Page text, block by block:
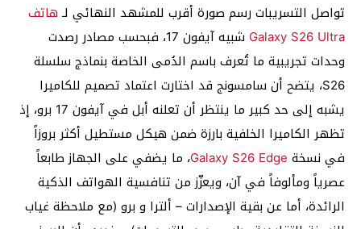
تواصل التسريبات رسم صورة أقرب للمشهد النهائي لـ هاتف
Galaxy S26 Ultra
شبيه آيفون 17، فبحسب مصادر رصدت
وحدات تجريبية ما تُعرف باسم الدُمى الخاصة بنماذج سلسلة
S26، يتضح أن سامسونج قد اختارت اعتماد تصميم للكاميرا
يشبه إلى حد كبير ما ينتظر أن تعلنه أبل في آيفون 17 برو، إذ
تظهر الكاميرا الخلفية بارزة ضمن هيكل مستطيل أكثر بروزاً
في نسخة Galaxy S26 Edge، ما يضفي على الجهاز طابعاً
عصرياً ومألوفاً في آن، ويعزّز من تنافسية الهواتف الذكية
الرائدة، أما عن بقية الإصدارات – ألترا و برو (مع ملاحظة غياب